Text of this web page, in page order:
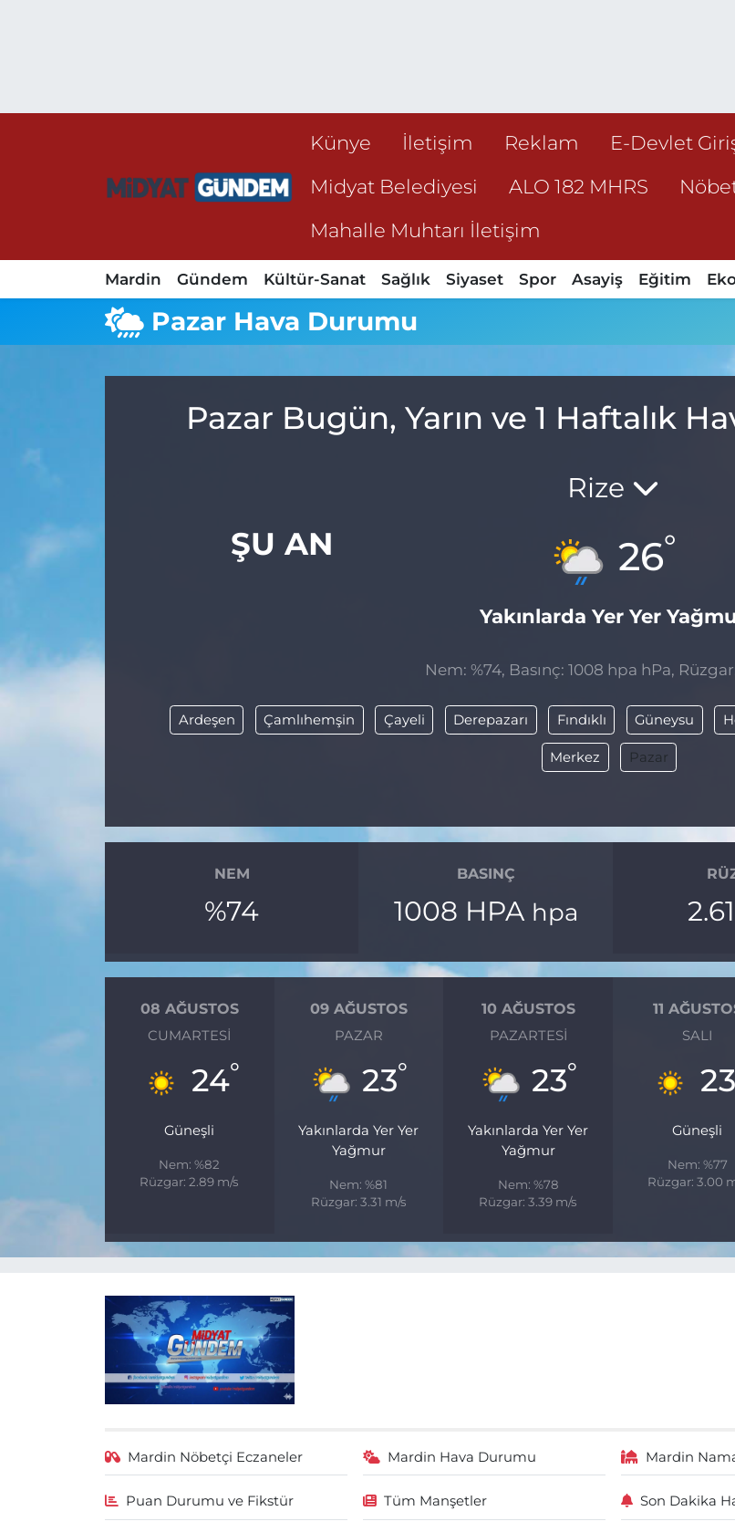
Künye İletişim Reklam E-Devlet
Midyat Belediyesi
ALO 182 MHRS
Mahalle Muhtarı İletişim
Mardin Gündem Kültür-Sanat Sağlık Siyaset Spor Asayiş Eğitim
Pazar Hava Durumu
Pazar Bugün, Yarın ve 1 Haftalık
ŞU AN
Rize
26°
Yakınlarda Yer Yer
Nem: %74, Basınç: 1008 hpa hPa,
Ardeşen Çamlıhemşin Çayeli Derepazarı Fındıklı Güneysu
Merkez Pazar
NEM
%74
BASINÇ
1008 HPA hpa
08 AĞUSTOS
CUMARTESI
24°
Güneşli
Nem: %82
Rüzgar: 2.89 m/s
09 AĞUSTOS
PAZAR
23°
Yakınlarda Yer Yer
Yağmur
Nem: %81
Rüzgar: 3.31 m/s
10 AĞUSTOS
PAZARTESI
23°
Yakınlarda Yer Yer
Yağmur
Nem: %78
Rüzgar: 3.39 m/s
11
SALI
23
Güneşli
Nem: %77
Rüzgar: 3.00
Mardin Nöbetçi Eczaneler Mardin Hava Durumu Mardin
Puan Durumu ve Fikstür Tüm Manşetler Son Dakika